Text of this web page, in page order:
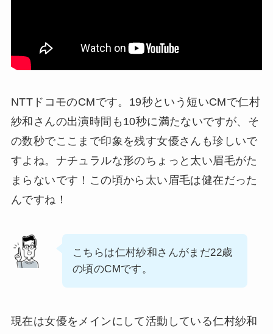
NTTドコモのCMです。19秒という短いCMで仁村
紗和さんの出演時間も10秒に満たないですが、そ
の数秒でここまで印象を残す女優さんも珍しいで
すよね。ナチュラルな形のちょっと太い眉毛がた
まらないです！この頃から太い眉毛は健在だった
んですね！
こちらは仁村紗和さんがまだ22歳
の頃のCMです。
現在は女優をメインにして活動している仁村紗和